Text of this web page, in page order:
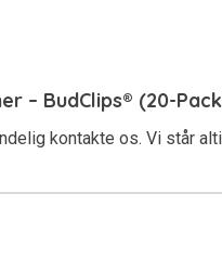
– BudClips® (20-
kontakte os. Vi står